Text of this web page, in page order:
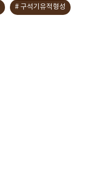
# 구석기유적형성